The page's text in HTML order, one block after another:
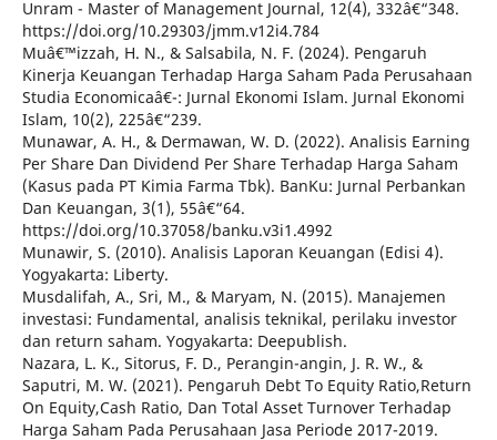
Unram - Master of Management Journal, 12(4), 332â€“348.
https://doi.org/10.29303/jmm.v12i4.784
Muâ€™izzah, H. N., & Salsabila, N. F. (2024). Pengaruh
Kinerja Keuangan Terhadap Harga Saham Pada Perusahaan
Studia Economicaâ€¯: Jurnal Ekonomi Islam. Jurnal Ekonomi
Islam, 10(2), 225â€“239.
Munawar, A. H., & Dermawan, W. D. (2022). Analisis Earning
Per Share Dan Dividend Per Share Terhadap Harga Saham
(Kasus pada PT Kimia Farma Tbk). BanKu: Jurnal Perbankan
Dan Keuangan, 3(1), 55â€“64.
https://doi.org/10.37058/banku.v3i1.4992
Munawir, S. (2010). Analisis Laporan Keuangan (Edisi 4).
Yogyakarta: Liberty.
Musdalifah, A., Sri, M., & Maryam, N. (2015). Manajemen
investasi: Fundamental, analisis teknikal, perilaku investor
dan return saham. Yogyakarta: Deepublish.
Nazara, L. K., Sitorus, F. D., Perangin-angin, J. R. W., &
Saputri, M. W. (2021). Pengaruh Debt To Equity Ratio,Return
On Equity,Cash Ratio, Dan Total Asset Turnover Terhadap
Harga Saham Pada Perusahaan Jasa Periode 2017-2019.